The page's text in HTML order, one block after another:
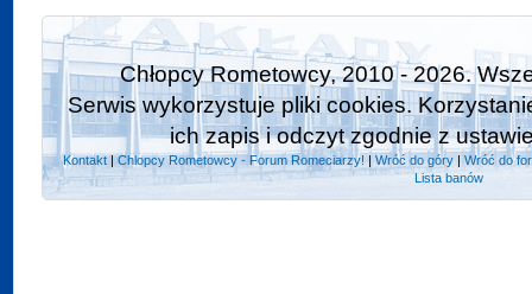
Chłopcy Rometowcy, 2010 - 2026.
Serwis wykorzystuje pliki cookies.
ich zapis i odczyt zgodnie z
Kontakt| Chlopcy Rometowcy - Forum Romeciarzy! |Wróć do góry| Wróć do
Lista banów